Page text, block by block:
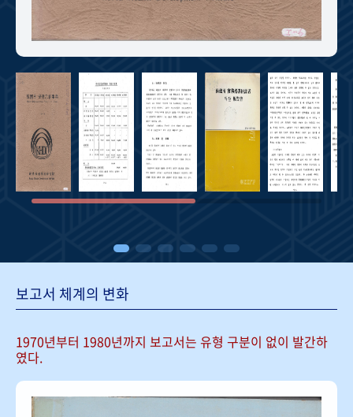
보고서 체계의 변화
1970년부터 1980년까지 보고서는 유형 구분이 없이 발간하
였다.